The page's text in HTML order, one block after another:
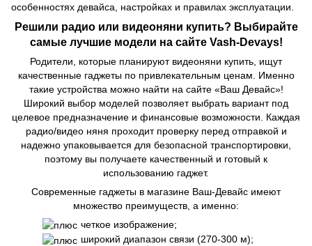
особенностях девайса, настройках и правилах эксплуатации.
Решили радио или видеоняни купить? Выбирайте
самые лучшие модели на сайте Vash-Devays!
Родители, которые планируют видеоняни купить, ищут
качественные гаджеты по привлекательным ценам. Именно
такие устройства можно найти на сайте «Ваш Девайс»!
Широкий выбор моделей позволяет выбрать вариант под
целевое предназначение и финансовые возможности. Каждая
радио/видео няня проходит проверку перед отправкой и
надежно упаковывается для безопасной транспортировки,
поэтому вы получаете качественный и готовый к
использованию гаджет.
Современные гаджеты в магазине Ваш-Девайс имеют
множество преимуществ, а именно:
четкое изображение;
широкий диапазон связи (270-300 м);